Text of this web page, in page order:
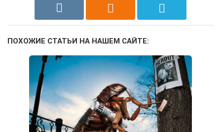
ПОХОЖИЕ СТАТЬИ НА НАШЕМ САЙТЕ: